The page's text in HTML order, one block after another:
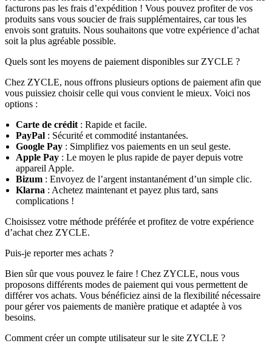
facturons pas les frais d’expédition ! Vous pouvez profiter de vos
produits sans vous soucier de frais supplémentaires, car tous les
envois sont gratuits. Nous souhaitons que votre expérience d’achat
soit la plus agréable possible.
Quels sont les moyens de paiement disponibles sur ZYCLE ?
Chez ZYCLE, nous offrons plusieurs options de paiement afin que
vous puissiez choisir celle qui vous convient le mieux. Voici nos
options :
Carte de crédit: Rapide et facile.
PayPal: Sécurité et commodité instantanées.
Google Pay: Simplifiez vos paiements en un seul geste.
Apple Pay: Le moyen le plus rapide de payer depuis votre
appareil Apple.
Bizum: Envoyez de l’argent instantanément d’un simple clic.
Klarna : Achetez maintenant et payez plus tard, sans
complications !
Choisissez votre méthode préférée et profitez de votre expérience
d’achat chez ZYCLE.
Puis-je reporter mes achats ?
Bien sûr que vous pouvez le faire ! Chez ZYCLE, nous vous
proposons différents modes de paiement qui vous permettent de
différer vos achats. Vous bénéficiez ainsi de la flexibilité nécessaire
pour gérer vos paiements de manière pratique et adaptée à vos
besoins.
Comment créer un compte utilisateur sur le site ZYCLE ?